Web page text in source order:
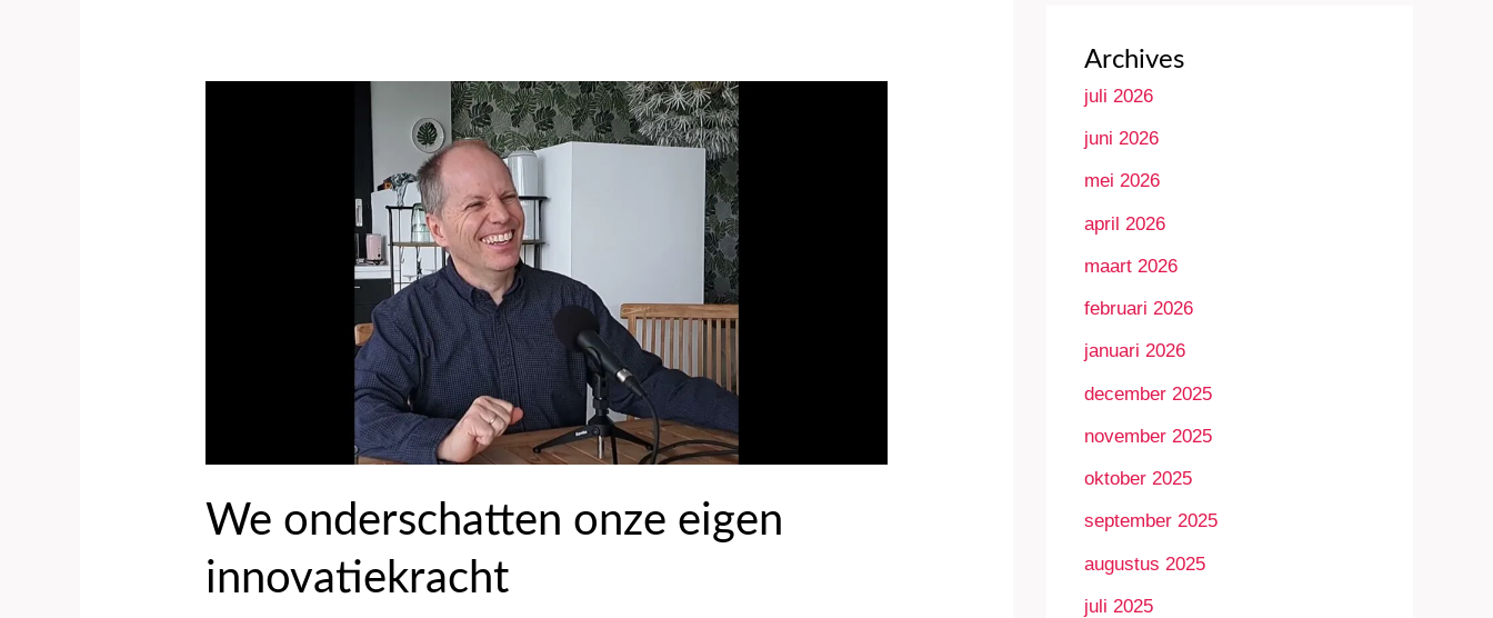
We onderschatten onze eigen
innovatiekracht
Archives
juli 2026
juni 2026
mei 2026
april 2026
maart 2026
februari 2026
januari 2026
december 2025
november 2025
oktober 2025
september 2025
augustus 2025
juli 2025